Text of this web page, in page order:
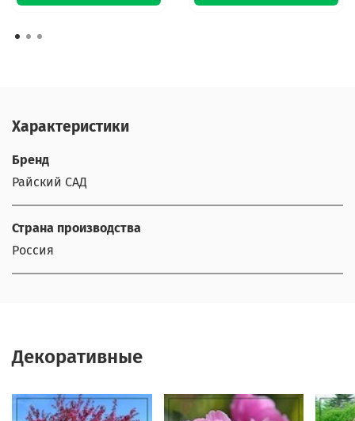
Характеристики
Бренд
Райский САД
Страна производства
Россия
Декоративные